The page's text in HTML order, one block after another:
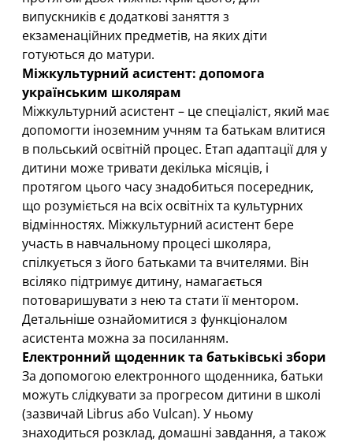
випускників є додаткові заняття з
екзаменаційних предметів, на яких діти
готуються до матури.
Міжкультурний асистент: допомога
українським школярам
Міжкультурний асистент – це спеціаліст, який має
допомогти іноземним учням та батькам влитися
в польський освітній процес. Етап адаптації для у
дитини може тривати декілька місяців, і
протягом цього часу знадобиться посередник,
що розуміється на всіх освітніх та культурних
відмінностях. Міжкультурний асистент бере
участь в навчальному процесі школяра,
спілкується з його батьками та вчителями. Він
всіляко підтримує дитину, намагається
потоваришувати з нею та стати її ментором.
Детальніше ознайомитися з функціоналом
асистента можна за посиланням.
Електронний щоденник та батьківські збори
За допомогою електронного щоденника, батьки
можуть слідкувати за прогресом дитини в школі
(зазвичай Librus або Vulcan). У ньому
знаходиться розклад, домашні завдання, а також